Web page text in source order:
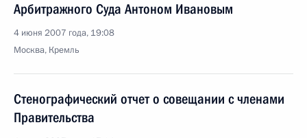
Арбитражного Суда Антоном Ивановым
4 июня 2007 года, 19:08
Москва, Кремль
Стенографический отчет о совещании с членами
Правительства